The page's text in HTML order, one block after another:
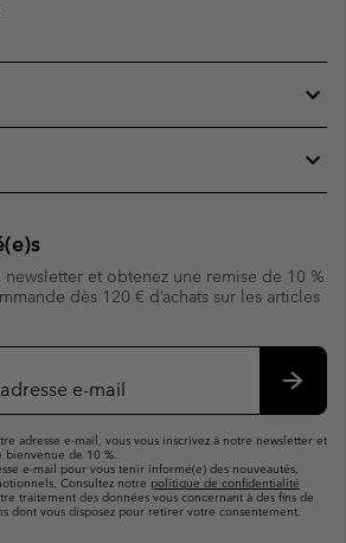
et obtenez une remise de 10 %
dès 120 € d’achats sur les articles
adresse e-mail, vous vous inscrivez à notre newsletter et
bienvenue de 10 %.
e-mail pour vous tenir informé(e) des nouveautés,
Consultez notre politique de confidentialité
traitement des données vous concernant à des fins de
dont vous disposez pour retirer votre consentement.